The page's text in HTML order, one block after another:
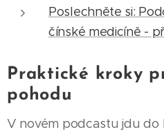
Poslechněte si:
čínské medicíně -
Praktické kroky
pohodu
V novém podcastu jdu do